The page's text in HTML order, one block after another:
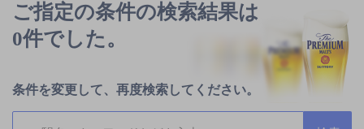
ご指定の条件の検索結果は
0件でした。
条件を変更して、再度検索してください。